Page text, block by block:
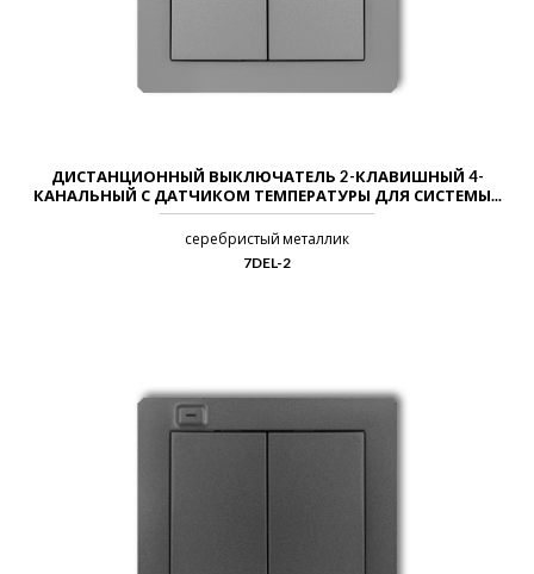
ДИСТАНЦИОННЫЙ ВЫКЛЮЧАТЕЛЬ 2-КЛАВИШНЫЙ 4-
КАНАЛЬНЫЙ С ДАТЧИКОМ ТЕМПЕРАТУРЫ ДЛЯ СИСТЕМЫ...
серебристый металлик
7DEL-2